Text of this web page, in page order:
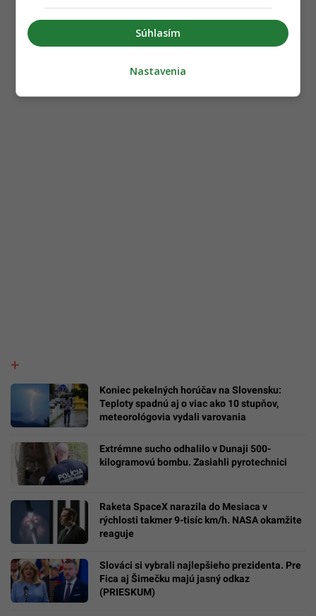
Koniec pekelných horúčav na Slovensku:
Teploty spadnú aj o viac ako 10 stupňov,
meteorológovia vydali varovania
Extrémne sucho odhalilo v Dunaji 500-
kilogramovú bombu. Zasiahli pyrotechnici
Raketa SpaceX narazila do Mesiaca v
rýchlosti takmer 9-tisíc km/h. NASA okamžite
reaguje
Slováci si vybrali najlepšieho prezidenta. Pre
Fica aj Šimečku majú jasný odkaz
(PRIESKUM)
Súhlasím
Nastavenia